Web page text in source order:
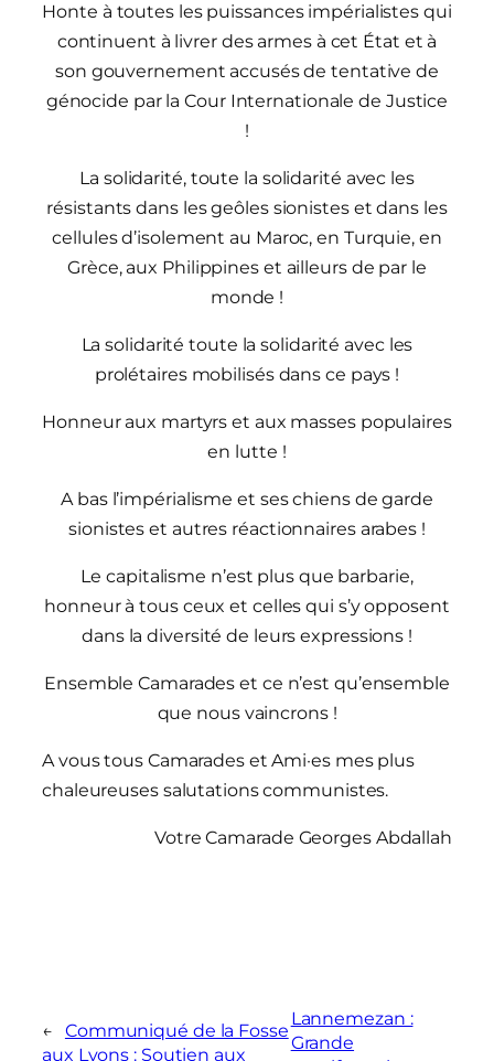
Honte à toutes les puissances impérialistes qui
continuent à livrer des armes à cet État et à
son gouvernement accusés de tentative de
génocide par la Cour Internationale de Justice
!
La solidarité, toute la solidarité avec les
résistants dans les geôles sionistes et dans les
cellules d’isolement au Maroc, en Turquie, en
Grèce, aux Philippines et ailleurs de par le
monde !
La solidarité toute la solidarité avec les
prolétaires mobilisés dans ce pays !
Honneur aux martyrs et aux masses populaires
en lutte !
A bas l’impérialisme et ses chiens de garde
sionistes et autres réactionnaires arabes !
Le capitalisme n’est plus que barbarie,
honneur à tous ceux et celles qui s’y opposent
dans la diversité de leurs expressions !
Ensemble Camarades et ce n’est qu’ensemble
que nous vaincrons !
A vous tous Camarades et Ami·es mes plus
chaleureuses salutations communistes.
Votre Camarade Georges Abdallah
←
Communiqué de la Fosse
aux Lyons : Soutien aux
Lannemezan :
Grande